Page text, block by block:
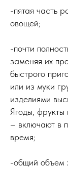
-пятая часть
овощей;
-почти
заменяя их
быстрого
или из муки
изделиями
Ягоды, фрукты
– включают в
время;
-общий объем